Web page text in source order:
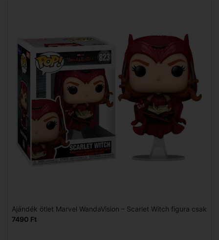
Ajándék ötlet Marvel WandaVision – Scarlet Witch figura csak
7490 Ft